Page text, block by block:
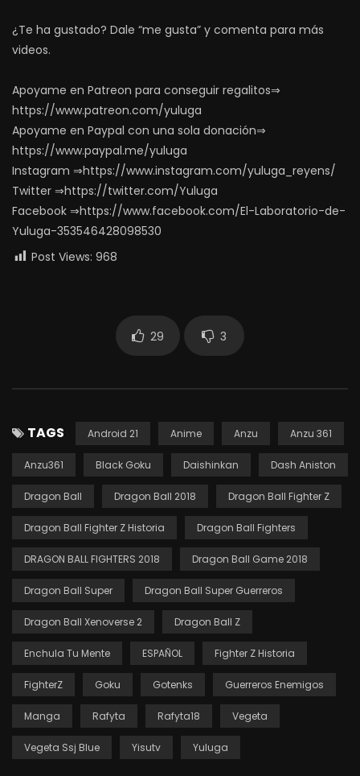
¿Te ha gustado? Dale “me gusta” y comenta para más
videos.
Apoyame en Patreon para conseguir regalitos⇒
https://www.patreon.com/yuluga
Apoyame en Paypal con una sola donación⇒
https://www.paypal.me/yuluga
Instagram ⇒https://www.instagram.com/yuluga_reyens/
Twitter ⇒https://twitter.com/Yuluga
Facebook ⇒https://www.facebook.com/El-Laboratorio-de-
Yuluga-353546428098530
Post Views: 968
29 3
TAGS Android 21 Anime Anzu Anzu 361
Anzu361 Black Goku Daishinkan Dash Aniston
Dragon Ball Dragon Ball 2018 Dragon Ball Fighter Z
Dragon Ball Fighter Z Historia Dragon Ball Fighters
DRAGON BALL FIGHTERS 2018 Dragon Ball Game 2018
Dragon Ball Super Dragon Ball Super Guerreros
Dragon Ball Xenoverse 2 Dragon Ball Z
Enchula Tu Mente ESPAÑOL Fighter Z Historia
FighterZ Goku Gotenks Guerreros Enemigos
Manga Rafyta Rafyta18 Vegeta
Vegeta Ssj Blue Yisutv Yuluga